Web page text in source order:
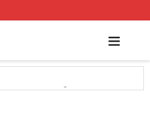
ಮೂಲ, ಕೇವಲ ಕಲ್ಪನೆಗಳಿಂದ ಉದ್ಯಮ
ವೇಣು ಶರ್ಮಾ